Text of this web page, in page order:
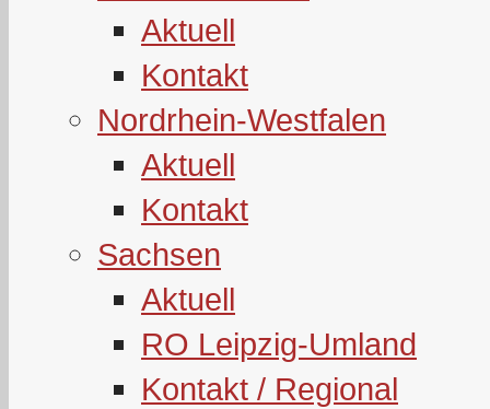
Aktuell
Kontakt
Nordrhein-Westfalen
Aktuell
Kontakt
Sachsen
Aktuell
RO Leipzig-Umland
Kontakt / Regional